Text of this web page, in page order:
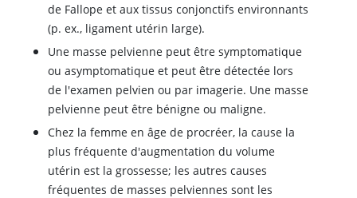
de Fallope et aux tissus conjonctifs environnants
(p. ex., ligament utérin large).
Une masse pelvienne peut être symptomatique
ou asymptomatique et peut être détectée lors
de l'examen pelvien ou par imagerie. Une masse
pelvienne peut être bénigne ou maligne.
Chez la femme en âge de procréer, la cause la
plus fréquente d'augmentation du volume
utérin est la grossesse; les autres causes
fréquentes de masses pelviennes sont les